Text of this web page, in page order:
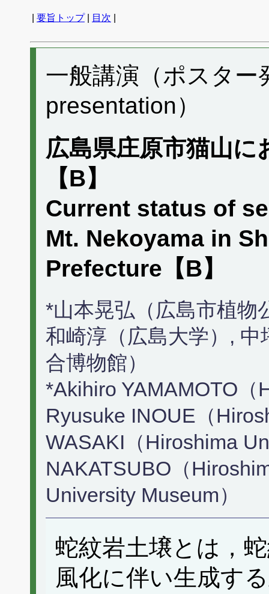
要旨トップ| 目次
一般講演（ポスタ
presentation）
広島県庄原市猫山に
【B】
Current status of
Mt. Nekoyama in
Prefecture【B】
*山本晃弘（広島市植物
和崎淳（広島大学）,
合博物館）
*Akihiro YAMAMOTO
Ryusuke INOUE（
WASAKI（Hiroshima
NAKATSUBO（
University Museum）
蛇紋岩土壌とは，
風化に伴い生成す